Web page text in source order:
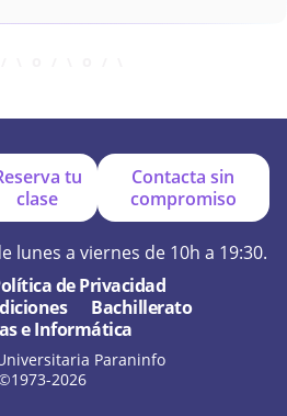
de prueba?
tu
clase
Contacta sin
compromiso
lunes a viernes de 10h a 19:30.
de Privacidad
Bachillerato
e Informática
Paraninfo
2026